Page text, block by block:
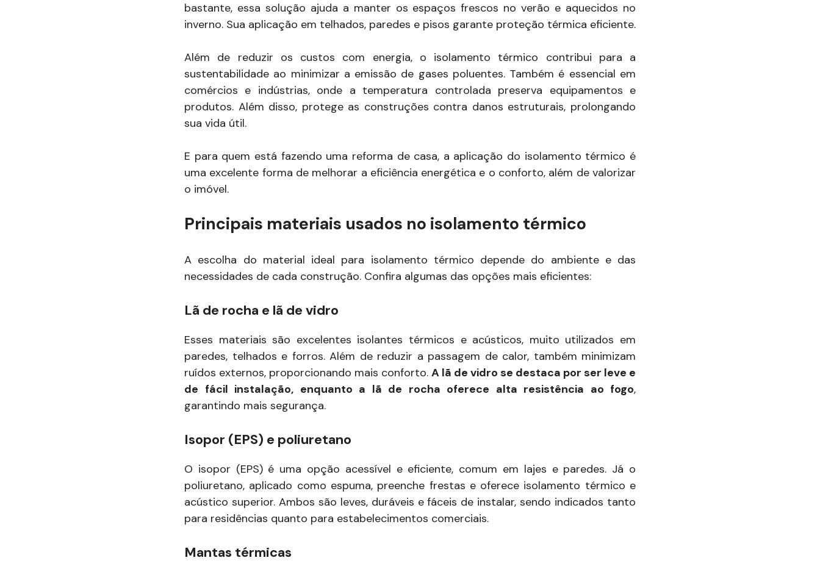
bastante, essa solução ajuda a manter os espaços frescos no verão e aquecidos no
inverno. Sua aplicação em telhados, paredes e pisos garante proteção térmica eficiente.
Além de reduzir os custos com energia, o isolamento térmico contribui para a
sustentabilidade ao minimizar a emissão de gases poluentes. Também é essencial em
comércios e indústrias, onde a temperatura controlada preserva equipamentos e
produtos. Além disso, protege as construções contra danos estruturais, prolongando
sua vida útil.
E para quem está fazendo uma reforma de casa, a aplicação do isolamento térmico é
uma excelente forma de melhorar a eficiência energética e o conforto, além de valorizar
o imóvel.
Principais materiais usados no isolamento térmico
A escolha do material ideal para isolamento térmico depende do ambiente e das
necessidades de cada construção. Confira algumas das opções mais eficientes:
Lã de rocha e lã de vidro
Esses materiais são excelentes isolantes térmicos e acústicos, muito utilizados em
paredes, telhados e forros. Além de reduzir a passagem de calor, também minimizam
ruídos externos, proporcionando mais conforto. A lã de vidro se destaca por ser leve e
de fácil instalação, enquanto a lã de rocha oferece alta resistência ao fogo,
garantindo mais segurança.
Isopor (EPS) e poliuretano
O isopor (EPS) é uma opção acessível e eficiente, comum em lajes e paredes. Já o
poliuretano, aplicado como espuma, preenche frestas e oferece isolamento térmico e
acústico superior. Ambos são leves, duráveis e fáceis de instalar, sendo indicados tanto
para residências quanto para estabelecimentos comerciais.
Mantas térmicas